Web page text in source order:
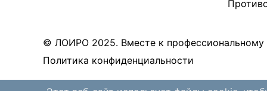
© ЛОИРО 2025. Вместе к профессиональному
Политика конфиденциальности